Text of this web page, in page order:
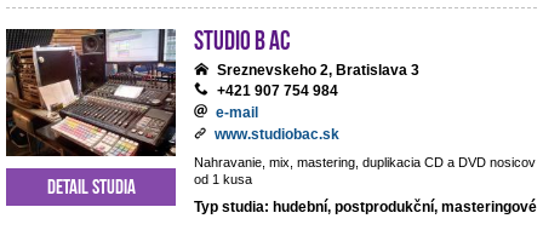
Studio B AC
Sreznevskeho 2, Bratislava 3
+421 907 754 984
e-mail
www.studiobac.sk
Nahravanie, mix, mastering, duplikacia CD a DVD nosicov
od 1 kusa
Typ studia: hudební, postprodukční, masteringové
Detail studia